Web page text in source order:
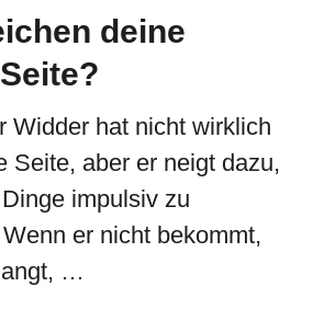
deine
Widder hat nicht wirklich
Seite, aber er neigt dazu,
impulsiv zu
er nicht bekommt,
…